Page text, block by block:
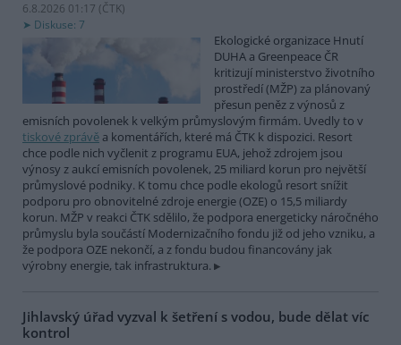
6.8.2026 01:17 (ČTK)
Diskuse: 7
Ekologické organizace Hnutí
DUHA a Greenpeace ČR
kritizují ministerstvo životního
prostředí (MŽP) za plánovaný
přesun peněz z výnosů z
emisních povolenek k velkým průmyslovým firmám. Uvedly to v
tiskové zprávě a komentářích, které má ČTK k dispozici. Resort
chce podle nich vyčlenit z programu EUA, jehož zdrojem jsou
výnosy z aukcí emisních povolenek, 25 miliard korun pro největší
průmyslové podniky. K tomu chce podle ekologů resort snížit
podporu pro obnovitelné zdroje energie (OZE) o 15,5 miliardy
korun. MŽP v reakci ČTK sdělilo, že podpora energeticky náročného
průmyslu byla součástí Modernizačního fondu již od jeho vzniku, a
že podpora OZE nekončí, a z fondu budou financovány jak
výrobny energie, tak infrastruktura.
Jihlavský úřad vyzval k šetření s vodou, bude dělat víc
kontrol